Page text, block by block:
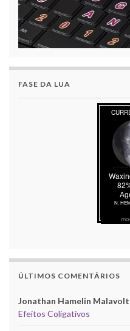
FASE DA LUA
ÚLTIMOS COMENTÁRIOS
Jonathan Hamelin
Efeitos Coligativos